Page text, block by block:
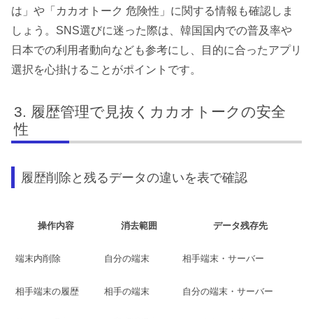
は」や「カカオトーク 危険性」に関する情報も確認しま
しょう。SNS選びに迷った際は、韓国国内での普及率や
日本での利用者動向なども参考にし、目的に合ったアプリ
選択を心掛けることがポイントです。
履歴管理で見抜くカカオトークの安全
性
履歴削除と残るデータの違いを表で確認
操作内容 消去範囲 データ残存先
端末内削除 自分の端末 相手端末・サーバー
相手端末の履歴 相手の端末 自分の端末・サーバー